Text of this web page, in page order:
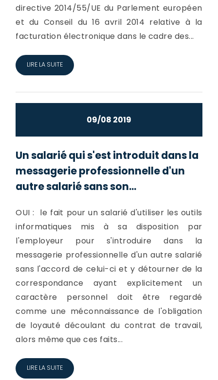
directive 2014/55/UE du Parlement européen
et du Conseil du 16 avril 2014 relative à la
facturation électronique dans le cadre des...
LIRE LA SUITE
09/08 2019
Un salarié qui s'est introduit dans la
messagerie professionnelle d'un
autre salarié sans son...
OUI : le fait pour un salarié d'utiliser les outils
informatiques mis à sa disposition par
l'employeur pour s'introduire dans la
messagerie professionnelle d'un autre salarié
sans l'accord de celui-ci et y détourner de la
correspondance ayant explicitement un
caractère personnel doit être regardé
comme une méconnaissance de l'obligation
de loyauté découlant du contrat de travail,
alors même que ces faits...
LIRE LA SUITE